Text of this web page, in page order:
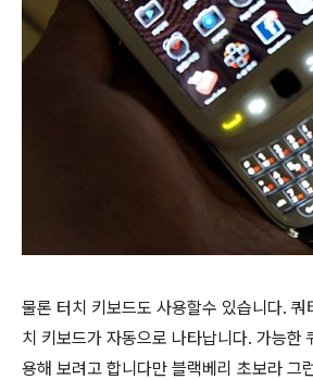
물론 터치 키보드도 사용할수 있습니다. 쿼
치 키보드가 자동으로 나타납니다. 가능한
용해 보려고 합니다만 블랙베리 초보라 그